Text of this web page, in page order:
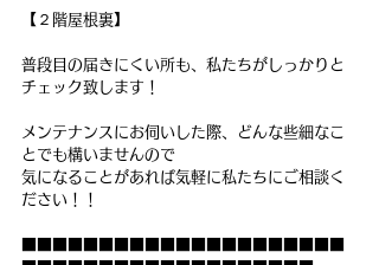
【２階屋根裏】
普段目の届きにくい所も、私たちがしっかりと
チェック致します！
メンテナンスにお伺いした際、どんな些細なこ
とでも構いませんので
気になることがあれば気軽に私たちにご相談く
ださい！！